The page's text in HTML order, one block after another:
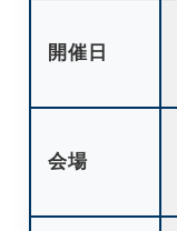
開催日
会場